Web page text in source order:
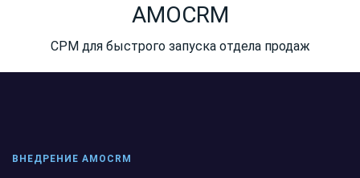
AMOCRM
СРМ для быстрого запуска отдела продаж
ВНЕДРЕНИЕ AMOCRM